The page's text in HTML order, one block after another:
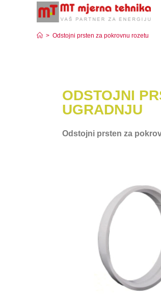
> Odstojni prsten za pokrovnu rozetu
ODSTOJNI
UGRADNJU
Odstojni prsten za